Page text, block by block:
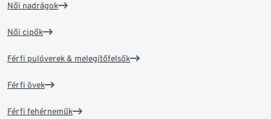
Női nadrágok
Női cipők
Férfi pulóverek & melegítőfelsők
Férfi övek
Férfi fehérneműk